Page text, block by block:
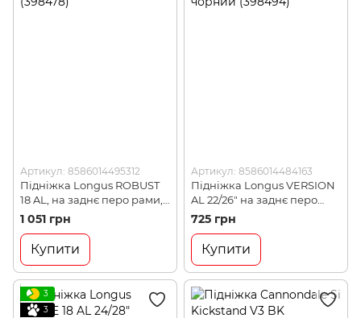
Артикул: 8586014495312
Підніжка Longus ROBUST
18 AL, на заднє перо рами,
чорний (398478)
1 051 грн
Купити
Артикул: 8586014484163
Підніжка Longus VERSION
AL 22/26" на заднє перо
рами, чорний (398494)
725 грн
Купити
3
3